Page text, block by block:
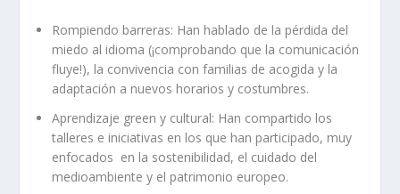
Rompiendo barreras: Han hablado de la pérdida del
miedo al idioma (¡comprobando que la comunicación
fluye!), la convivencia con familias de acogida y la
adaptación a nuevos horarios y costumbres.
Aprendizaje green y cultural: Han compartido los
talleres e iniciativas en los que han participado, muy
enfocados en la sostenibilidad, el cuidado del
medioambiente y el patrimonio europeo.